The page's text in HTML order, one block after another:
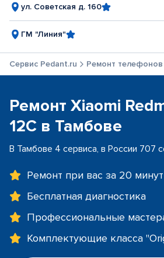
ул. Советская д. 160
ГМ "Линия"
Сервис Pedant.ru Ремонт телефонов
Ремонт Xiaomi
12C в Тамбове
В Тамбове 4 сервиса, в России 707
Ремонт при вас за 20 минут
Бесплатная диагностика
Профессиональные
Комплектующие класса